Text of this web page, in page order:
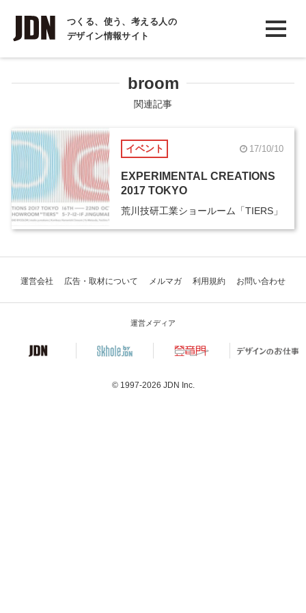
つくる、使う、考える人の
デザイン情報サイト
INTERVIEW
インタビュー
COLUMN
コラム
broom
関連記事
イベント 17/10/10
EXPERIMENTAL CREATIONS
2017 TOKYO
荒川技研工業ショールーム「TIERS」
運営会社 広告・取材について メルマガ 利用規約 お問い合わせ
運営メディア
© 1997-2026 JDN Inc.